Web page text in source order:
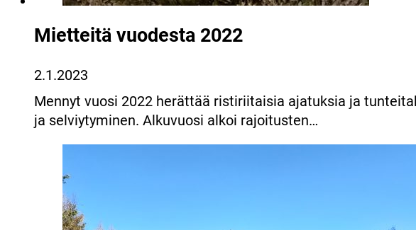
Mietteitä vuodesta 2022
2.1.2023
Mennyt vuosi 2022 herättää ristiriitaisia ajatuksia ja
ja selviytyminen. Alkuvuosi alkoi rajoitusten…